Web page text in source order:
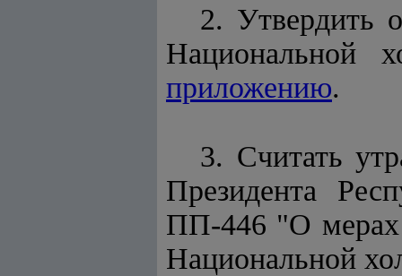
2. Утвердить
Национальной
приложению.
3. Считать
Президента
ПП-446 "О мерах
Национальной